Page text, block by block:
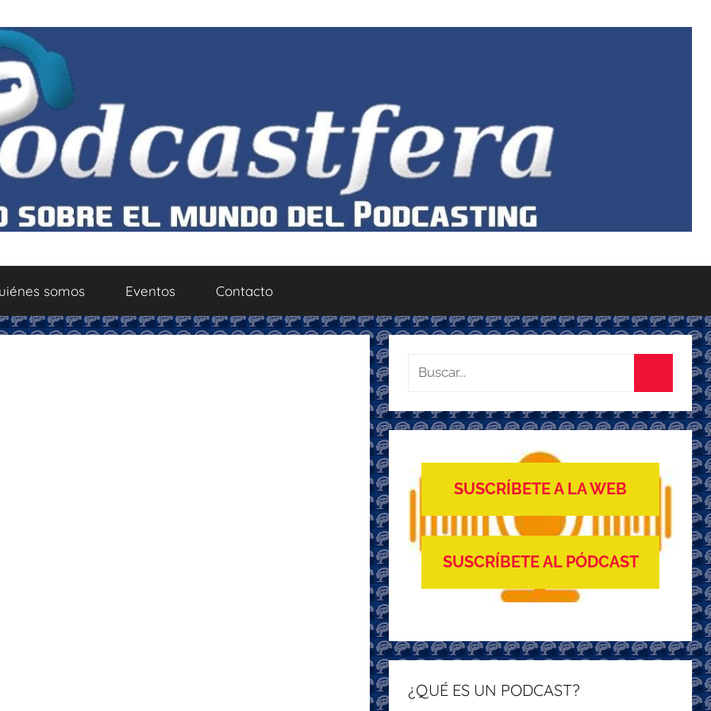
somos Eventos Contacto
Buscar:
Buscar
SUSCRÍBETE A LA WEB
SUSCRÍBETE AL PÓDCAST
¿QUÉ ES UN PODCAST?